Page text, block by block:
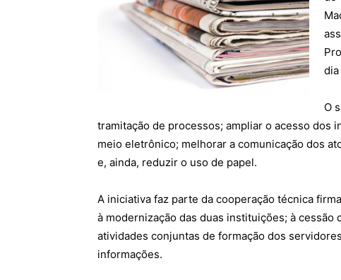
O
tramitação de processos; ampliar o acesso
meio eletrônico; melhorar a comunicação dos
e, ainda, reduzir o uso de papel.
A iniciativa faz parte da cooperação técnica
à modernização das duas instituições; à
atividades conjuntas de formação dos
informações.